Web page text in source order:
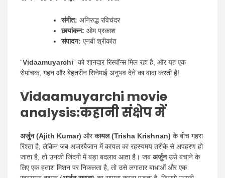
संगीत: अनिरुद्ध रविचंदर
छायांकन: ओम प्रकाश
संपादन: एनबी श्रीकांत
“Vidaamuyarchi” को शानदार रिस्पॉन्स मिल रहा है, और यह एक
रोमांचक, गहन और बेहतरीन सिनेमाई अनुभव देने का वादा करती है!
Vidaamuyarchi movie
analysis:कहानी संक्षेप में
अर्जुन (Ajith Kumar) औरकायल (Trisha Krishnan) के बीच गहरा
रिश्ता है, लेकिन जब अजरबैजान में कायल का रहस्यमय तरीके से अपहरण हो
जाता है, तो उनकी जिंदगी में बड़ा बदलाव आता है। जब अर्जुनउसे बचाने के
लिए एक हताश मिशन पर निकलता है, तो उसे लगातार बाधाओं और एक